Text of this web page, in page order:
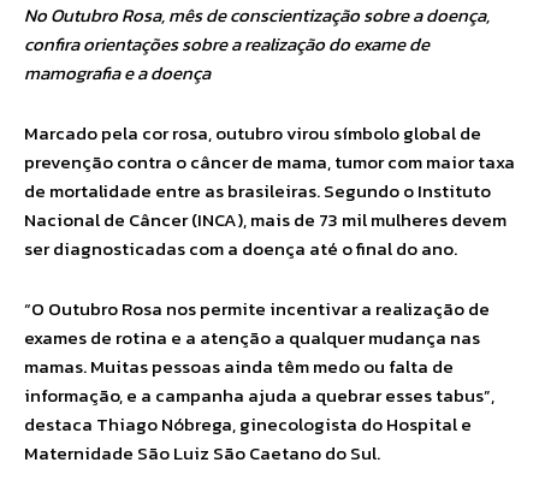
No Outubro Rosa, mês de conscientização sobre a doença,
confira orientações sobre a realização do exame de
mamografia e a doença
Marcado pela cor rosa, outubro virou símbolo global de
prevenção contra o câncer de mama, tumor com maior taxa
de mortalidade entre as brasileiras. Segundo o Instituto
Nacional de Câncer (INCA), mais de 73 mil mulheres devem
ser diagnosticadas com a doença até o final do ano.
“O Outubro Rosa nos permite incentivar a realização de
exames de rotina e a atenção a qualquer mudança nas
mamas. Muitas pessoas ainda têm medo ou falta de
informação, e a campanha ajuda a quebrar esses tabus”,
destaca Thiago Nóbrega, ginecologista do Hospital e
Maternidade São Luiz São Caetano do Sul.